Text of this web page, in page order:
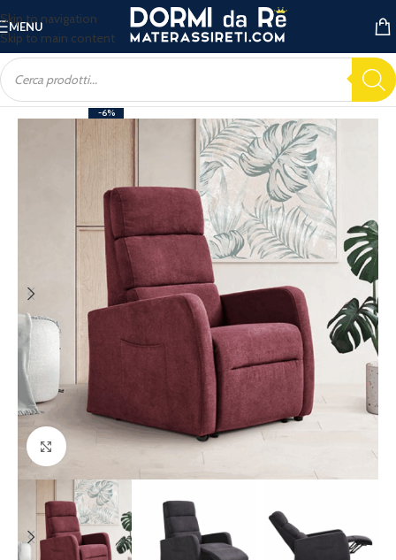
Skip to navigation
Skip to main content
MENU
-6%
Ingrandisci